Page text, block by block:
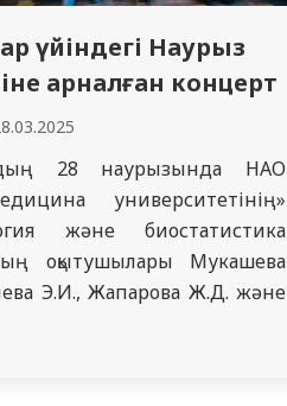
үйіндегі Наурыз
арналған концерт
28 наурызында НАО
университетінің»
және биостатистика
оқытушылары Мукашева
Э.И., Жапарова Ж.Д. және
Наурыз мерекесіне арналған